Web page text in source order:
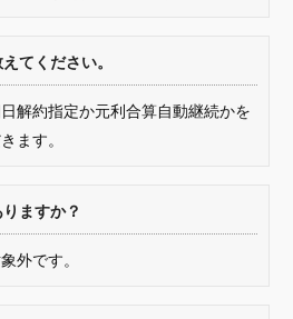
てください。
解約指定か元利合算自動継続かを
ます。
ますか？
外です。